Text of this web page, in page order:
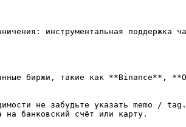
инструментальная поддержка
биржи, такие как **Binance**,
не забудьте указать memo / tag.
на банковский счёт или карту.